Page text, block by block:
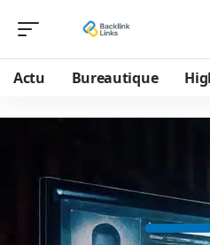
Actu Bureautique